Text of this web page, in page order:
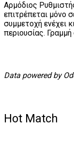
Αρμόδιος
επιτρέπεται μόνο
συμμετοχή ενέχει
περιουσίας.
Data powered by
Hot Match